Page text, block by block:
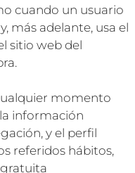
cuando un usuario
y, más adelante, usa el
sitio web del
momento
información
y el perfil
referidos hábitos,